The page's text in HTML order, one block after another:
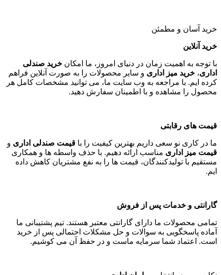
خرید آسان و مطمئن
خرید آنلاین
با توجه به اهمیت زمان در دنیای امروز، ما امکان خرید صندلی
اداری، خرید میز اداری و سایر محصولات را به صورت آنلاین فراهم
کرده ایم. با مراجعه به وب سایت ما، می توانید مشخصات کامل هر
محصول را مشاهده و با اطمینان سفارش دهید.
قیمت های رقابتی
ما در کاری نو سعی داریم بهترین کیفیت را با قیمت صندلی اداری و
قیمت میز اداری مناسب ارائه دهیم. با حذف واسطه ها و همکاری
مستقیم با تولیدکنندگان، قیمت ها را به نفع مشتریان کاهش داده
ایم.
گارانتی و خدمات پس از فروش
تمامی محصولات ما دارای گارانتی معتبر هستند. تیم پشتیبانی ما
آماده پاسخگویی به سوالات و حل مشکلات احتمالی پس از خرید
است. اعتماد شما سرمایه ماست و در حفظ آن می کوشیم.